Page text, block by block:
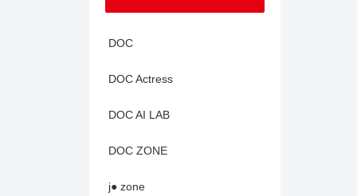
DOC
DOC Actress
DOC AI LAB
DOC ZONE
j● zone